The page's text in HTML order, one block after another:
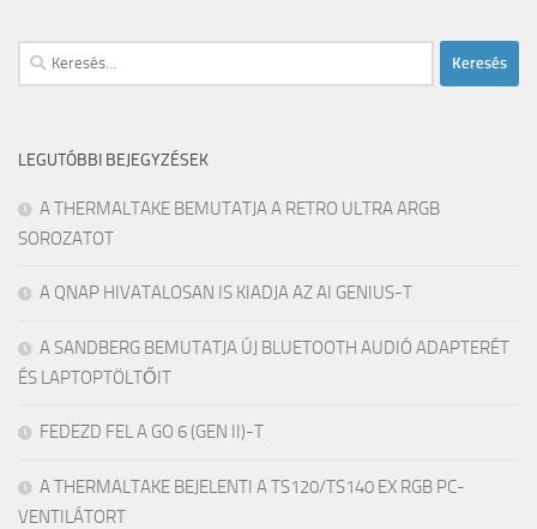
Keresés:
LEGUTÓBBI BEJEGYZÉSEK
A THERMALTAKE BEMUTATJA A RETRO ULTRA ARGB
SOROZATOT
A QNAP HIVATALOSAN IS KIADJA AZ AI GENIUS-T
A SANDBERG BEMUTATJA ÚJ BLUETOOTH AUDIÓ ADAPTERÉT
ÉS LAPTOPTÖLTŐIT
FEDEZD FEL A GO 6 (GEN II)-T
A THERMALTAKE BEJELENTI A TS120/TS140 EX RGB PC-
VENTILÁTORT